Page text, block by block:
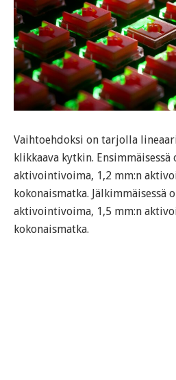
Vaihtoehdoksi on tarjolla
klikkaava kytkin. Ensimmäisessä
aktivointivoima, 1,2 mm:n
kokonaismatka. Jälkimmäisessä
aktivointivoima, 1,5 mm:n
kokonaismatka.